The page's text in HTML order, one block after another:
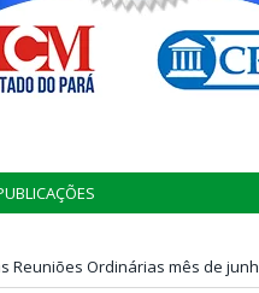
Reuniões Ordinárias mês de